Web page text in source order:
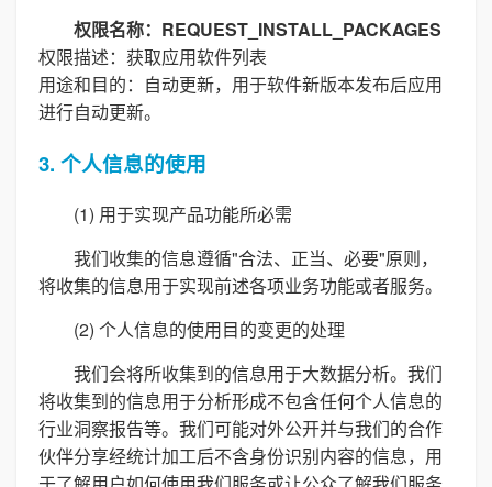
权限名称：REQUEST_INSTALL_PACKAGES
权限描述：获取应用软件列表
用途和目的：自动更新，用于软件新版本发布后应用
进行自动更新。
3. 个人信息的使用
(1) 用于实现产品功能所必需
我们收集的信息遵循"合法、正当、必要"原则，
将收集的信息用于实现前述各项业务功能或者服务。
(2) 个人信息的使用目的变更的处理
我们会将所收集到的信息用于大数据分析。我们
将收集到的信息用于分析形成不包含任何个人信息的
行业洞察报告等。我们可能对外公开并与我们的合作
伙伴分享经统计加工后不含身份识别内容的信息，用